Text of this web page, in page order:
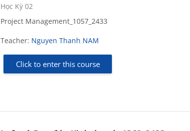
Course category
Học Kỳ 02
Project Management_1057_2433
Teacher: Nguyen Thanh NAM
Click to enter this course